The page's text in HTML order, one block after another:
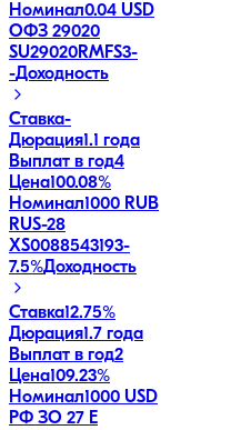
Номинал0.04 USD
ОФЗ 29020
SU29020RMFS3-
-Доходность
Ставка-
Дюрация1.1 года
Выплат в год4
Цена100.08%
Номинал1000 RUB
RUS-28
XS0088543193-
7.5%Доходность
Ставка12.75%
Дюрация1.7 года
Выплат в год2
Цена109.23%
Номинал1000 USD
РФ ЗО 27 Е